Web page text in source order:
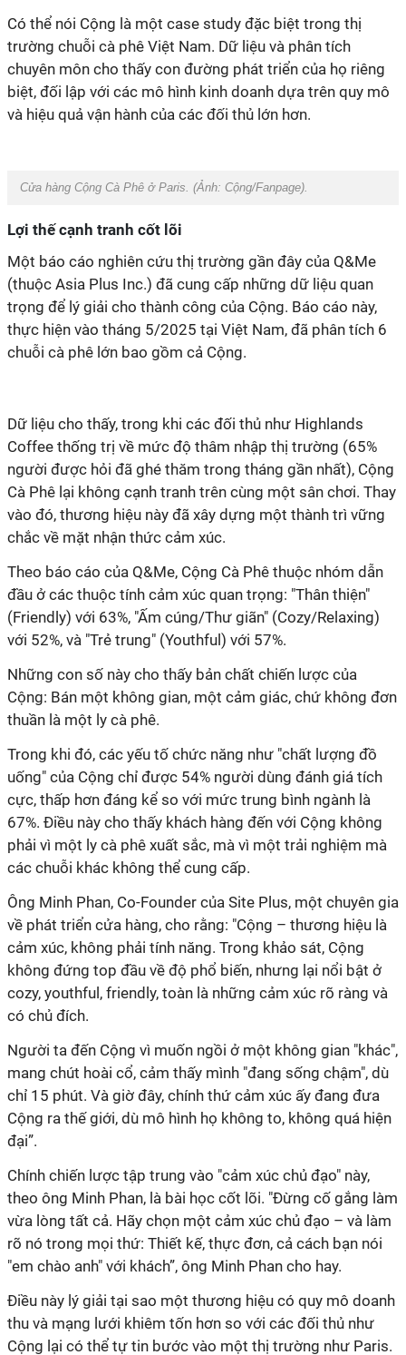
Có thể nói Cộng là một case study đặc biệt trong thị
trường chuỗi cà phê Việt Nam. Dữ liệu và phân tích
chuyên môn cho thấy con đường phát triển của họ riêng
biệt, đối lập với các mô hình kinh doanh dựa trên quy mô
và hiệu quả vận hành của các đối thủ lớn hơn.
Cửa hàng Cộng Cà Phê ở Paris. (Ảnh: Cộng/Fanpage).
Lợi thế cạnh tranh cốt lõi
Một báo cáo nghiên cứu thị trường gần đây của Q&Me
(thuộc Asia Plus Inc.) đã cung cấp những dữ liệu quan
trọng để lý giải cho thành công của Cộng. Báo cáo này,
thực hiện vào tháng 5/2025 tại Việt Nam, đã phân tích 6
chuỗi cà phê lớn bao gồm cả Cộng.
Dữ liệu cho thấy, trong khi các đối thủ như Highlands
Coffee thống trị về mức độ thâm nhập thị trường (65%
người được hỏi đã ghé thăm trong tháng gần nhất), Cộng
Cà Phê lại không cạnh tranh trên cùng một sân chơi. Thay
vào đó, thương hiệu này đã xây dựng một thành trì vững
chắc về mặt nhận thức cảm xúc.
Theo báo cáo của Q&Me, Cộng Cà Phê thuộc nhóm dẫn
đầu ở các thuộc tính cảm xúc quan trọng: "Thân thiện"
(Friendly) với 63%, "Ấm cúng/Thư giãn" (Cozy/Relaxing)
với 52%, và "Trẻ trung" (Youthful) với 57%.
Những con số này cho thấy bản chất chiến lược của
Cộng: Bán một không gian, một cảm giác, chứ không đơn
thuần là một ly cà phê.
Trong khi đó, các yếu tố chức năng như "chất lượng đồ
uống" của Cộng chỉ được 54% người dùng đánh giá tích
cực, thấp hơn đáng kể so với mức trung bình ngành là
67%. Điều này cho thấy khách hàng đến với Cộng không
phải vì một ly cà phê xuất sắc, mà vì một trải nghiệm mà
các chuỗi khác không thể cung cấp.
Ông Minh Phan, Co-Founder của Site Plus, một chuyên gia
về phát triển cửa hàng, cho rằng: "Cộng – thương hiệu là
cảm xúc, không phải tính năng. Trong khảo sát, Cộng
không đứng top đầu về độ phổ biến, nhưng lại nổi bật ở
cozy, youthful, friendly, toàn là những cảm xúc rõ ràng và
có chủ đích.
Người ta đến Cộng vì muốn ngồi ở một không gian "khác",
mang chút hoài cổ, cảm thấy mình "đang sống chậm", dù
chỉ 15 phút. Và giờ đây, chính thứ cảm xúc ấy đang đưa
Cộng ra thế giới, dù mô hình họ không to, không quá hiện
đại”.
Chính chiến lược tập trung vào "cảm xúc chủ đạo" này,
theo ông Minh Phan, là bài học cốt lõi. "Đừng cố gắng làm
vừa lòng tất cả. Hãy chọn một cảm xúc chủ đạo – và làm
rõ nó trong mọi thứ: Thiết kế, thực đơn, cả cách bạn nói
"em chào anh" với khách”, ông Minh Phan cho hay.
Điều này lý giải tại sao một thương hiệu có quy mô doanh
thu và mạng lưới khiêm tốn hơn so với các đối thủ như
Cộng lại có thể tự tin bước vào một thị trường như Paris.